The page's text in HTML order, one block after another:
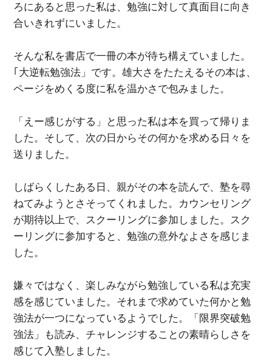
ろにあると思った私は、勉強に対して真面目に向き
合いきれずにいました。
そんな私を書店で一冊の本が待ち構えていました。
｢大逆転勉強法」です。雄大さをたたえるその本は、
ページをめくる度に私を温かさで包みました。
「えー感じがする」と思った私は本を買って帰りま
した。そして、次の日からその何かを求める日々を
送りました。
しばらくしたある日、親がその本を読んで、塾を尋
ねてみようとさそってくれました。カウンセリング
が期待以上で、スクーリングに参加しました。スク
ーリングに参加すると、勉強の意外なよさを感じま
した。
嫌々ではなく、楽しみながら勉強している私は充実
感を感じていました。それまで求めていた何かと勉
強法が一つになっているようでした。「限界突破勉
強法」も読み、チャレンジすることの素晴らしさを
感じて入塾しました。